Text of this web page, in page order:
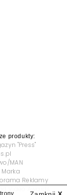
produkty:
"Press"
MAN
Reklamy